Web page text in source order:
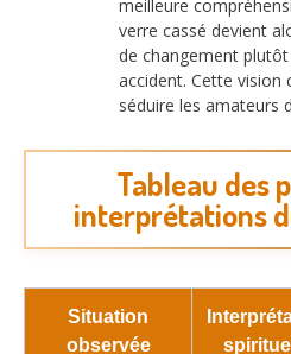
meilleure
verre cassé devient
de changement plutôt
accident. Cette vision
séduire les amateurs
Tableau des
interprétations
Situation
observée